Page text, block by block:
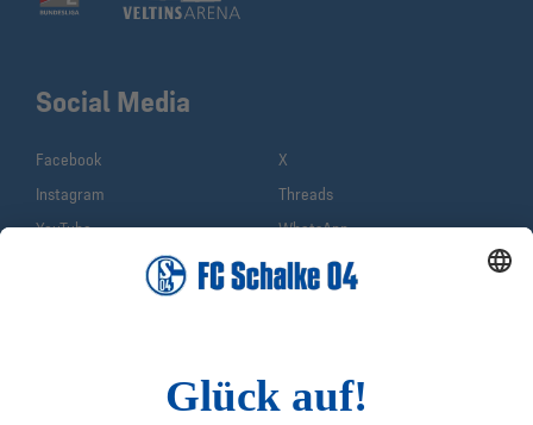
Social Media
Facebook
X
Instagram
Threads
YouTube
WhatsApp
Sina Weibo